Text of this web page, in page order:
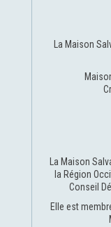
La Maison
La Maison
la Région
Conseil
Elle est